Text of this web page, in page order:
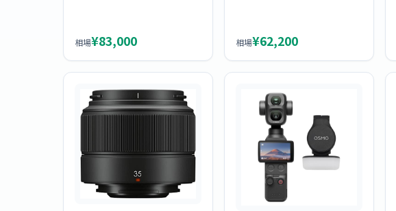
相場¥83,000 相場¥62,200